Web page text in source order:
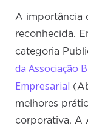
A importância
reconhecida.
categoria
da Associação
Empresarial
melhores
corporativa. A